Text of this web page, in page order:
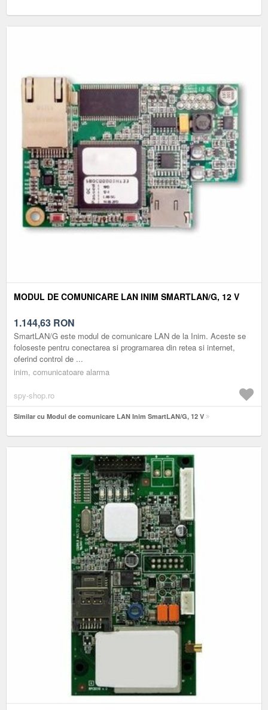
MODUL DE COMUNICARE LAN INIM SMARTLAN/G, 12 V
1.144,63 RON
SmartLAN/G este modul de comunicare LAN de la Inim. Aceste se
foloseste pentru conectarea si programarea din retea si internet,
oferind control de ...
inim, comunicatoare alarma
spy-shop.ro
Similar cu Modul de comunicare LAN Inim SmartLAN/G, 12 V